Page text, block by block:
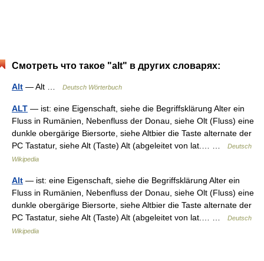
Смотреть что такое "alt" в других словарях:
Alt — Alt … Deutsch Wörterbuch
ALT — ist: eine Eigenschaft, siehe die Begriffsklärung Alter ein
Fluss in Rumänien, Nebenfluss der Donau, siehe Olt (Fluss) eine
dunkle obergärige Biersorte, siehe Altbier die Taste alternate der
PC Tastatur, siehe Alt (Taste) Alt (abgeleitet von lat.… …
Deutsch
Wikipedia
Alt — ist: eine Eigenschaft, siehe die Begriffsklärung Alter ein
Fluss in Rumänien, Nebenfluss der Donau, siehe Olt (Fluss) eine
dunkle obergärige Biersorte, siehe Altbier die Taste alternate der
PC Tastatur, siehe Alt (Taste) Alt (abgeleitet von lat.… …
Deutsch
Wikipedia